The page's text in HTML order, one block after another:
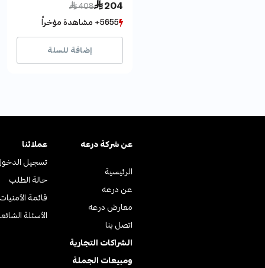
 204
Price reduced from
 408
to
5655+ مشاهدة مؤخراً
2567+ بيع مؤخراً
5655+ مشاهدة مؤخراً
2567+ بيع مؤخراً
إضافة للسلة
الرئيسية
عن درعه
معارض درعه
اتصل بنا
عن ﺷﺮﻛﺔ درﻋﻪ
الشراكات التجارية
ومبيعات الجملة
تسجيل
حالة الطلب
قائمة الأمنيات
الأسئلة
عملائنا